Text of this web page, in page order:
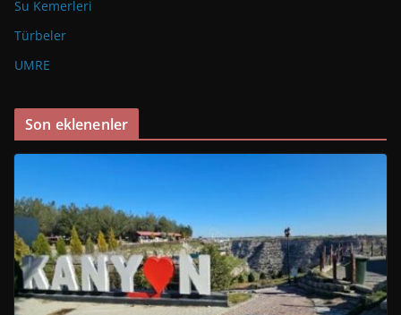
Su Kemerleri
Türbeler
UMRE
Son eklenenler